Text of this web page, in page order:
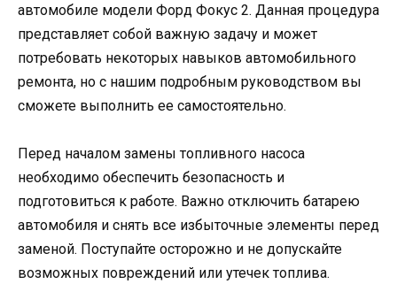
автомобиле модели Форд Фокус 2. Данная процедура
представляет собой важную задачу и может
потребовать некоторых навыков автомобильного
ремонта, но с нашим подробным руководством вы
сможете выполнить ее самостоятельно.
Перед началом замены топливного насоса
необходимо обеспечить безопасность и
подготовиться к работе. Важно отключить батарею
автомобиля и снять все избыточные элементы перед
заменой. Поступайте осторожно и не допускайте
возможных повреждений или утечек топлива.